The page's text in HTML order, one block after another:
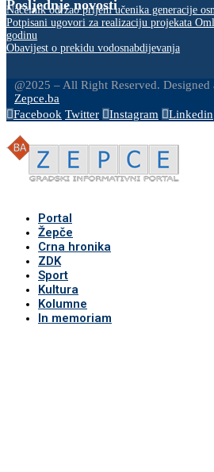
Posljednje novosti
Načelnik održao prijem učenika generacije
Potpisani ugovori za realizaciju projekata
godinu
Obavijest o prekidu vodosnabdijevanja
@2025 – All Right Reserved.
Zepce.ba
Facebook Twitter Instagram Linkedin
Portal
Žepče
Crna hronika
ZDK
Sport
Kultura
Kolumne
In memoriam